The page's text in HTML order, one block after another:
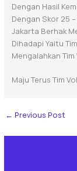
Dengan Hasil
Dengan Skor 25 –
Jakarta Berhak
Dihadapi Yaitu
Mengalahkan Tim
Maju Terus Tim
← Previous Post